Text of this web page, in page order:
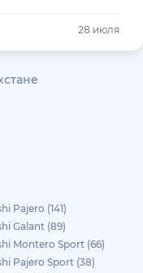
28 июля
Pajero (141)
Galant (89)
Montero Sport (66)
Pajero Sport (38)